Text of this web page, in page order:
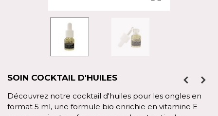
SOIN COCKTAIL D'HUILES
Découvrez notre cocktail d'huiles pour les ongles en
format 5 ml, une formule bio enrichie en vitamine E